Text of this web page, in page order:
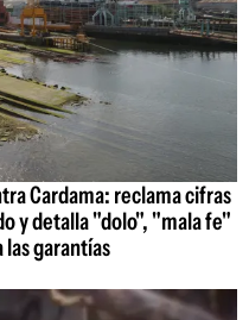
Cardama: reclama cifras
y detalla "dolo", "mala fe"
garantías